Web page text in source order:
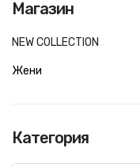
Магазин
NEW COLLECTION
Жени
Категория